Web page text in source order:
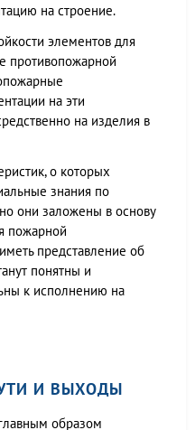
на строение.
элементов для
противопожарной
на эти
на изделия в
о которых
знания по
они заложены в основу
пожарной
представление об
понятны и
к исполнению на
И ВЫХОДЫ
образом